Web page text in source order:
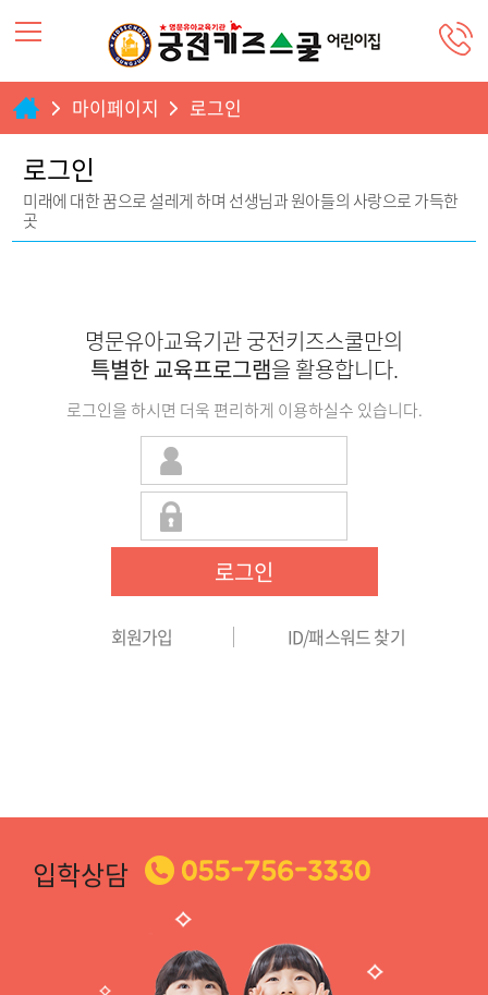
마이페이지 로그인
로그인
미래에 대한 꿈으로 설레게 하며 선생님과 원아들의 사랑으로 가득한
곳
명문유아교육기관 궁전키즈스쿨만의
특별한 교육프로그램을 활용합니다.
로그인을 하시면 더욱 편리하게 이용하실수 있습니다.
로그인
회원가입 ID/패스워드 찾기
입학상담